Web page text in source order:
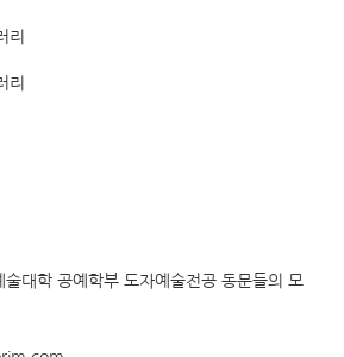
리
리
술대학 공예학부 도자예술전공 동문들의 모